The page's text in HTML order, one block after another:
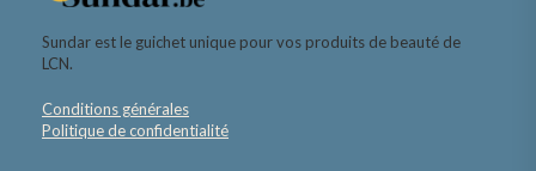
Sundar est le guichet unique pour vos produits de beauté de
LCN.
Conditions générales
Politique de confidentialité